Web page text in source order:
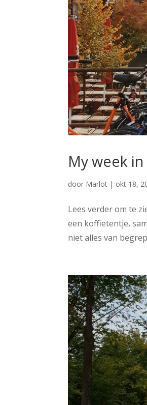
My week
door Marlot | okt 18,
Lees verder om te
een koffietentje,
niet alles van